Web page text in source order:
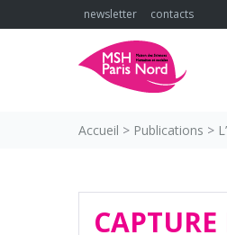
to
newsletter contacts
Accueil > Publications >